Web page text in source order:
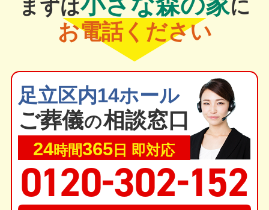
まずは に
お電話ください
足立区内14ホール
ご葬儀の相談窓口
24時間365 日 即対応
0120-302-152